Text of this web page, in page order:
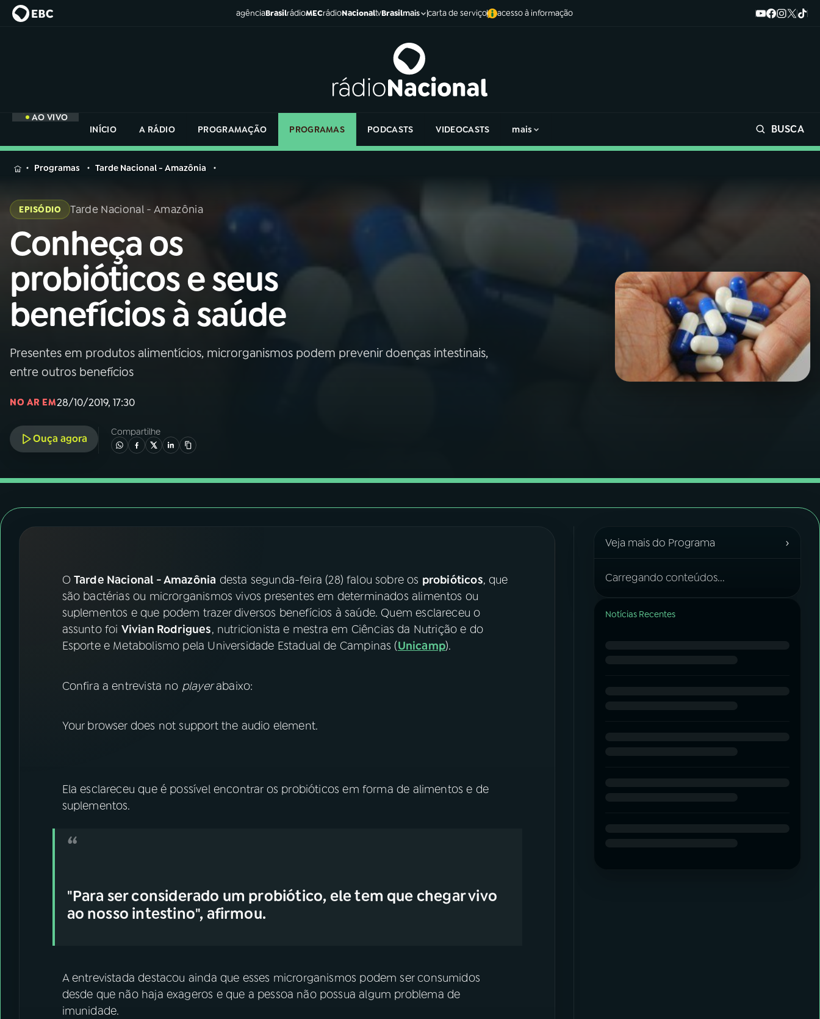
agênciaBrasilrádioMECrádioNacionaltvBrasilmais carta de serviço acesso à informação
AO VIVO
INÍCIO
A RÁDIO PROGRAMAÇÃO PROGRAMAS PODCASTS VIDEOCASTS mais BUSCA
MENU
Buscar
na
Rádio
Nacional
AO VIVO
01 INÍCIO
02A RÁDIO
04PROGRAMAS
06VIDEOCASTS
FESTIVAL DE MÚSICA
ACOMPANHE A RÁDIO NACIONAL
Instagram X
na
Rádio
Programas Tarde Nacional - Amazônia
EPISÓDIO Tarde Nacional - Amazônia
Conheça os
probióticos e seus
benefícios à saúde
Presentes em produtos alimentícios, microrganismos podem prevenir doenças intestinais,
entre outros benefícios
NO AR EM28/10/2019, 17:30
Ouça agora
Compartilhe
O Tarde Nacional - Amazônia desta segunda-feira (28) falou sobre os probióticos, que
são bactérias ou microrganismos vivos presentes em determinados alimentos ou
suplementos e que podem trazer diversos benefícios à saúde. Quem esclareceu o
assunto foi Vivian Rodrigues, nutricionista e mestra em Ciências da Nutrição e do
Esporte e Metabolismo pela Universidade Estadual de Campinas (Unicamp).
Confira a entrevista no playerabaixo:
Your browser does not support the audio element.
Ela esclareceu que é possível encontrar os probióticos em forma de alimentos e de
suplementos.
"Para ser considerado um probiótico, ele tem que chegar vivo
ao nosso intestino", afirmou.
A entrevistada destacou ainda que esses microrganismos podem ser consumidos
desde que não haja exageros e que a pessoa não possua algum problema de
imunidade.
Veja mais do Programa ›
Carregando conteúdos...
Notícias Recentes